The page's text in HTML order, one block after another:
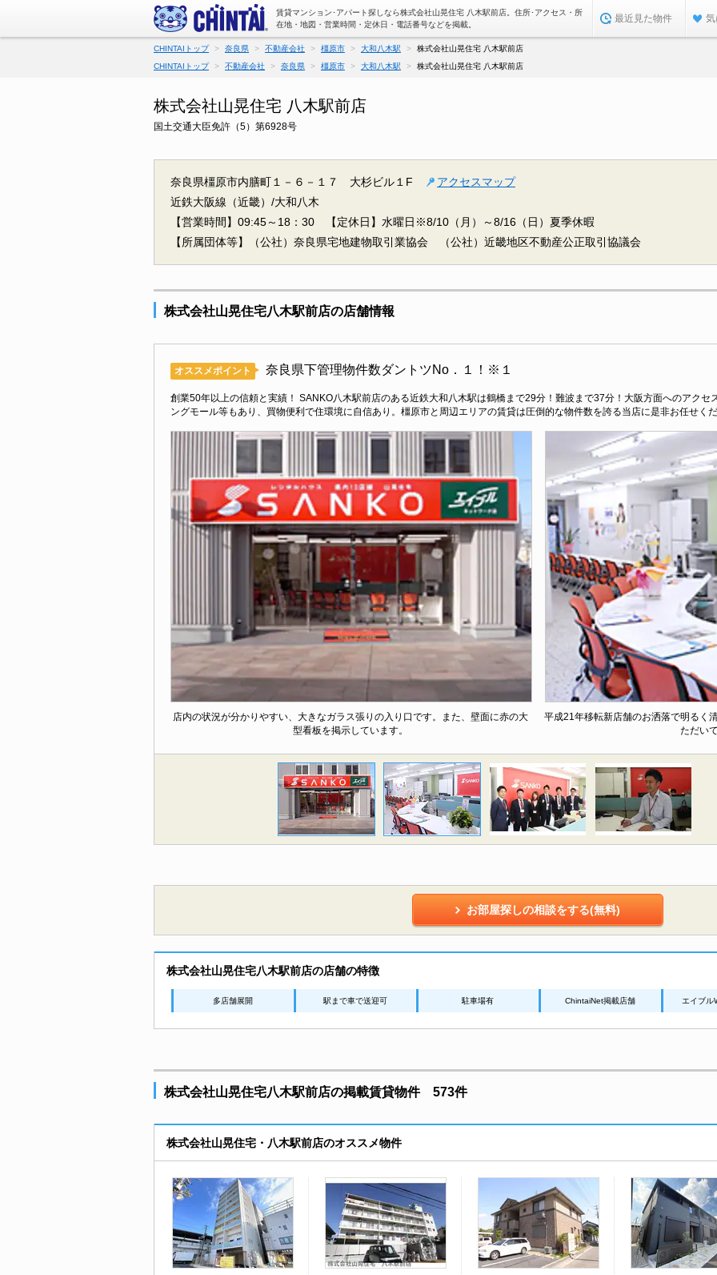
賃貸マンション･アパート探しなら株式会社山晃住宅 八木駅前店。住所･アクセス・所
在地・地図・営業時間・定休日・電話番号などを掲載。
最近見た物件
CHINTAIトップ 奈良県 不動産会社 橿原市 大和八木駅
株式会社山晃住宅 八木駅前店
CHINTAIトップ
不動産会社 奈良県 橿原市 大和八木駅 株式会社山晃住宅 八木駅前店
株式会社山晃住宅 八木駅前店
国土交通大臣免許（5）第6928号
奈良県橿原市内膳町１－６－１７ 大杉ビル１F
アクセスマップ
近鉄大阪線（近畿）/大和八木
【営業時間】09:45～18：30
【定休日】水曜日※8/10（月）～8/16（日）夏季休暇
【所属団体等】（公社）奈良県宅地建物取引業協会 （公社）近畿地区不動産公正取引協議会
株式会社山晃住宅八木駅前店の店舗情報
オススメポイント 奈良県下管理物件数ダントツNo．１！※１
創業50年以上の信頼と実績！ SANKO八木駅前店のある近鉄大和八木駅は鶴橋まで29分！難波まで37分！大阪方面へのアクセ
ングモール等もあり、買物便利で住環境に自信あり。橿原市と周辺エリアの賃貸は圧倒的な物件数を誇る当店に是非お任せく
店内の状況が分かりやすい、大きなガラス張りの入り口です。また、壁面に赤の大
型看板を掲示しています。
平成21年移転新店舗のお洒落で明るく
ただい
お部屋探しの相談をする(無料)
株式会社山晃住宅八木駅前店の店舗の特徴
多店舗展開 駅まで車で送迎可 駐車場有 ChintaiNet掲載店舗 エイブル
株式会社山晃住宅八木駅前店の掲載賃貸物件 573件
株式会社山晃住宅・八木駅前店のオススメ物件